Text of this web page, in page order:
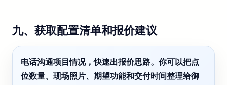
九、获取配置清单和报价建议
电话沟通项目情况，快速出报价思路。你可以把点
位数量、现场照片、期望功能和交付时间整理给御